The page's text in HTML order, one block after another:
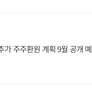
주주환원 계획 9월 공개 예